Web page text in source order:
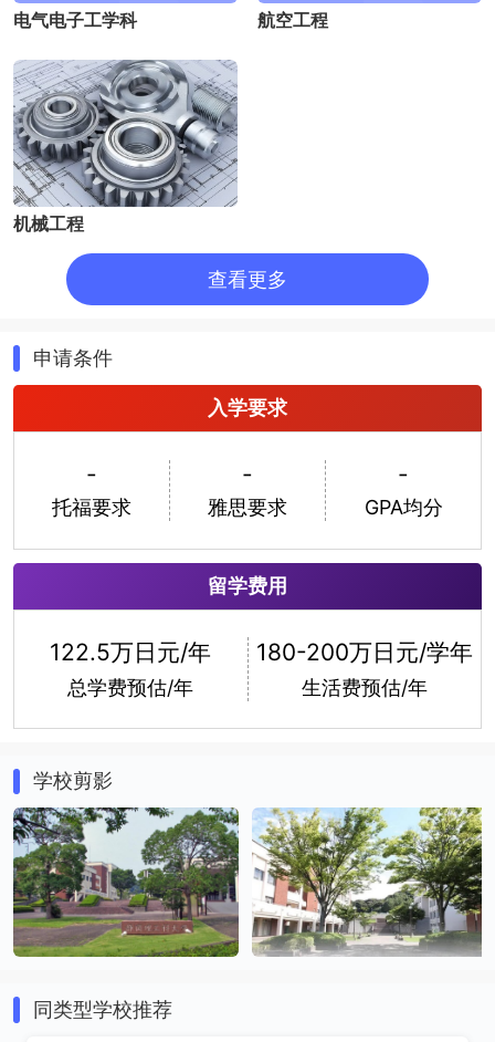
者。”学校于2008年新设了综合情报学部，拥有2个学部5
个学科以及2个专攻。学校位于世界著名企业林立的静冈县
市。气候温暖，自古以来就是交通要所。学校距离2002年
足球世界杯的赛场也只有步行15分钟的距离，学生们可以
在这里度过舒适的大学生活。
电气电子工学科 航空工程
机械工程
查看更多
申请条件
入学要求
-
托福要求
-
雅思要求
-
GPA均分
留学费用
122.5万日元/年
总学费预估/年
180-200万日元/学年
生活费预估/年
学校剪影
同类型学校推荐